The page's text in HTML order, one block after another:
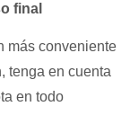
final
más conveniente
tenga en cuenta
en todo